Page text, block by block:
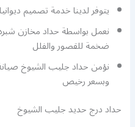
يتوفر لدينا خدمة تصميم
نعمل بواسطة حداد مخازن
ضخمة للقصور والفلل
نؤمن حداد جليب الشيوخ
وبسعر رخيص
حداد درج حديد جليب الشيوخ